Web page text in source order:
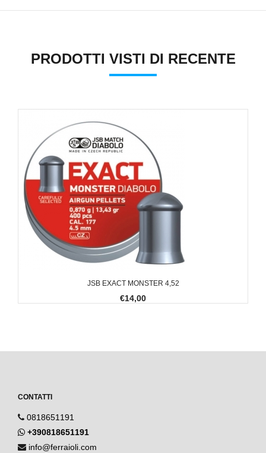
PRODOTTI VISTI DI RECENTE
JSB EXACT MONSTER 4,52
€14,00
CONTATTI
0818651191
+390818651191
info@ferraioli.com